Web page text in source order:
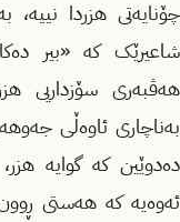
چۆنایەتی هزردا
شاعیرێک کە «بیر
هەڤبەری سۆزداریی
بەناچاری ئاوەڵی
دەدوێین کە گوایە
ئەوەیە کە هەستی